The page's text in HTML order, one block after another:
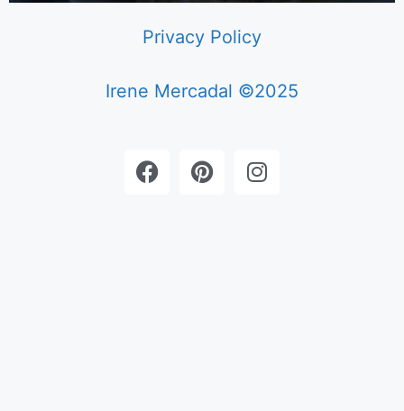
Privacy Policy
Irene Mercadal ©2025